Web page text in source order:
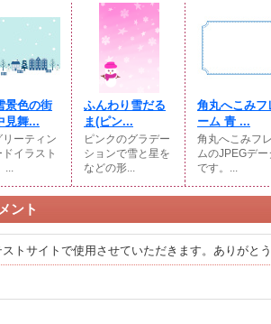
景色の街
見舞...
ーティン
イラスト
...
ふんわり雪だる
ま(⁠ピン...
ピンクのグラデー
ションで雪と星を
などの形...
角丸へこみフ
ーム 青 ...
角丸へこみフ
ムのJPEGデー
です。...
ント
トサイトで使用させていただきます。ありがと